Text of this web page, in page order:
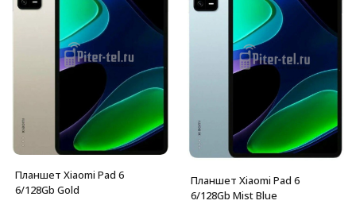
Планшет Xiaomi Pad 6
6/128Gb Gold
Планшет Xiaomi Pad 6
6/128Gb Mist Blue